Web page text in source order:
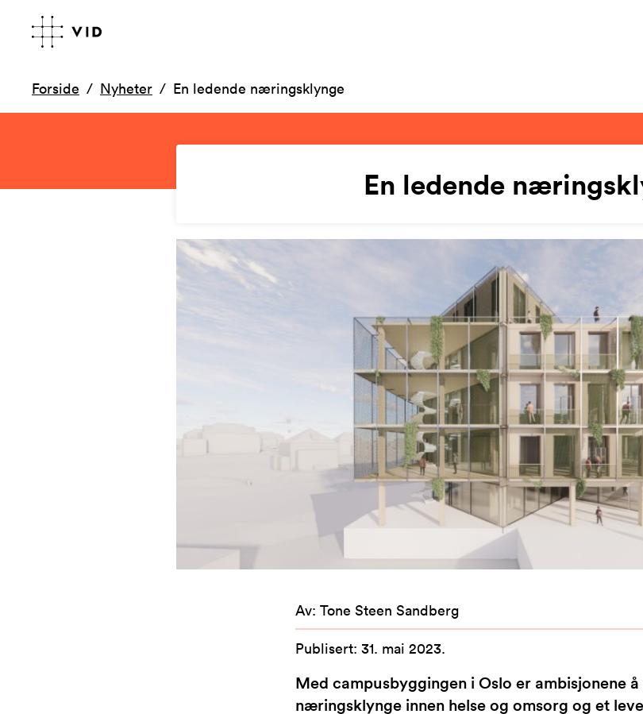
Forside Nyheter En ledende næringsklynge
En ledende
Av: Tone Steen Sandberg
Publisert: 31. mai 2023.
Med campusbyggingen i Oslo er ambisjonene
næringsklynge innen helse og omsorg og et